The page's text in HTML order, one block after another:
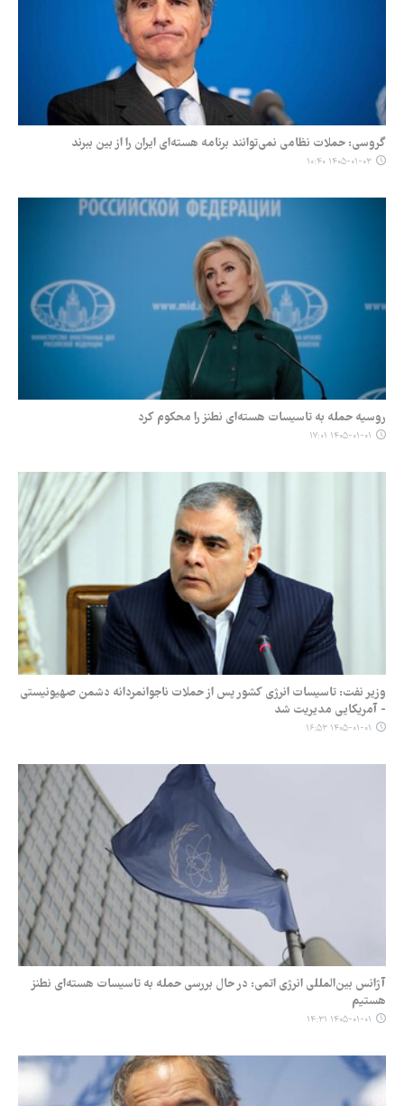
گروسی: حملات نظامی نمی‌توانند برنامه هسته‌ای ایران را از بین ببرند
۱۴۰۵-۰۱-۰۳ ۱۰:۴۰
روسیه حمله به تاسیسات هسته‌ای نطنز را محکوم کرد
۱۴۰۵-۰۱-۰۱ ۱۷:۰۱
وزیر نفت: تاسیسات انرژی کشور پس از حملات ناجوانمردانه دشمن صهیونیستی
- آمریکایی مدیریت شد
۱۴۰۵-۰۱-۰۱ ۱۶:۵۳
آژانس بین‌المللی انرژی اتمی: در حال بررسی حمله به تاسیسات هسته‌ای نطنز
هستیم
۱۴۰۵-۰۱-۰۱ ۱۴:۳۱